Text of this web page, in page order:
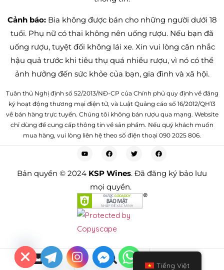
Cảnh báo:Bia không được bán cho những người dưới 18
tuổi. Phụ nữ có thai không nên uống rượu. Nếu bạn đã
uống rượu, tuyệt đối không lái xe. Xin vui lòng cân nhắc
hậu quả trước khi tiêu thụ quá nhiều rượu, vì nó có thể
ảnh hưởng đến sức khỏe của bạn, gia đình và xã hội.
Tuân thủ Nghị định số 52/2013/NĐ-CP của Chính phủ quy định về đăng
ký hoạt động thương mại điện tử, và Luật Quảng cáo số 16/2012/QH13
về bán hàng trực tuyến. Chúng tôi không bán rượu qua mạng. Website
chỉ dùng để cung cấp thông tin về sản phẩm. Nếu quý khách muốn
mua hàng, vui lòng liên hệ theo số điện thoại 090 2025 806.
Bản quyền © 2024 KSP Wines. Đã đăng ký bảo lưu
mọi quyền.
Tiếng Việt